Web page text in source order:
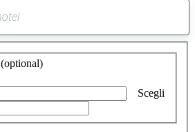
suggerimento
trovato
(optional)
Scegli